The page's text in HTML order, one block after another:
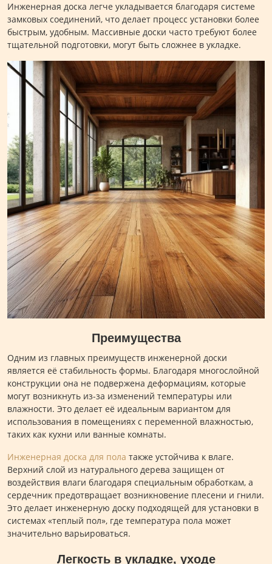
Инженерная доска легче укладывается благодаря системе
замковых соединений, что делает процесс установки более
быстрым, удобным. Массивные доски часто требуют более
тщательной подготовки, могут быть сложнее в укладке.
Преимущества
Одним из главных преимуществ инженерной доски
является её стабильность формы. Благодаря многослойной
конструкции она не подвержена деформациям, которые
могут возникнуть из-за изменений температуры или
влажности. Это делает её идеальным вариантом для
использования в помещениях с переменной влажностью,
таких как кухни или ванные комнаты.
Инженерная доска для пола также устойчива к влаге.
Верхний слой из натурального дерева защищен от
воздействия влаги благодаря специальным обработкам, а
сердечник предотвращает возникновение плесени и гнили.
Это делает инженерную доску подходящей для установки в
системах «теплый пол», где температура пола может
значительно варьироваться.
Легкость в укладке, уходе